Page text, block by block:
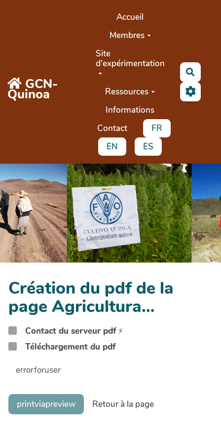
GCN-
Quinoa
Accueil
Membres
Site
d'expérimentation
Ressources
Informations
Contact
FR
EN
ES
Création du pdf de la
page Agricultura…
Contact du serveur pdf ⚡
Téléchargement du pdf
errorforuser
printviapreview Retour à la page